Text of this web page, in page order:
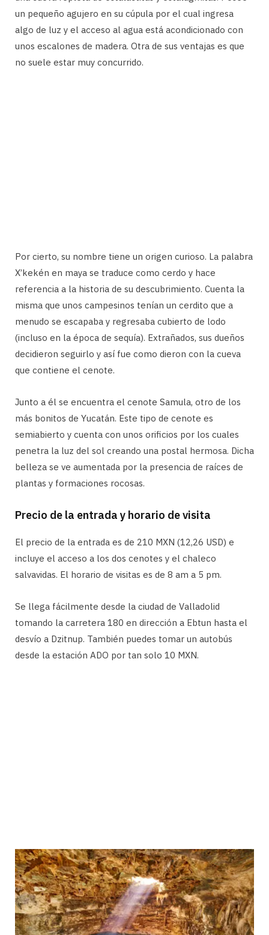
un pequeño agujero en su cúpula por el cual ingresa
algo de luz y el acceso al agua está acondicionado con
unos escalones de madera. Otra de sus ventajas es que
no suele estar muy concurrido.
Por cierto, su nombre tiene un origen curioso. La palabra
X’kekén en maya se traduce como cerdo y hace
referencia a la historia de su descubrimiento. Cuenta la
misma que unos campesinos tenían un cerdito que a
menudo se escapaba y regresaba cubierto de lodo
(incluso en la época de sequía). Extrañados, sus dueños
decidieron seguirlo y así fue como dieron con la cueva
que contiene el cenote.
Junto a él se encuentra el cenote Samula, otro de los
más bonitos de Yucatán. Este tipo de cenote es
semiabierto y cuenta con unos orificios por los cuales
penetra la luz del sol creando una postal hermosa. Dicha
belleza se ve aumentada por la presencia de raíces de
plantas y formaciones rocosas.
Precio de la entrada y horario de visita
El precio de la entrada es de 210 MXN (12,26 USD) e
incluye el acceso a los dos cenotes y el chaleco
salvavidas. El horario de visitas es de 8 am a 5 pm.
Se llega fácilmente desde la ciudad de Valladolid
tomando la carretera 180 en dirección a Ebtun hasta el
desvío a Dzitnup. También puedes tomar un autobús
desde la estación ADO por tan solo 10 MXN.